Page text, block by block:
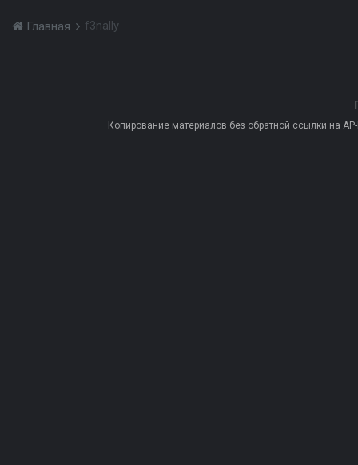
Главная f3nally
Копирование материалов без обратной ссылки на